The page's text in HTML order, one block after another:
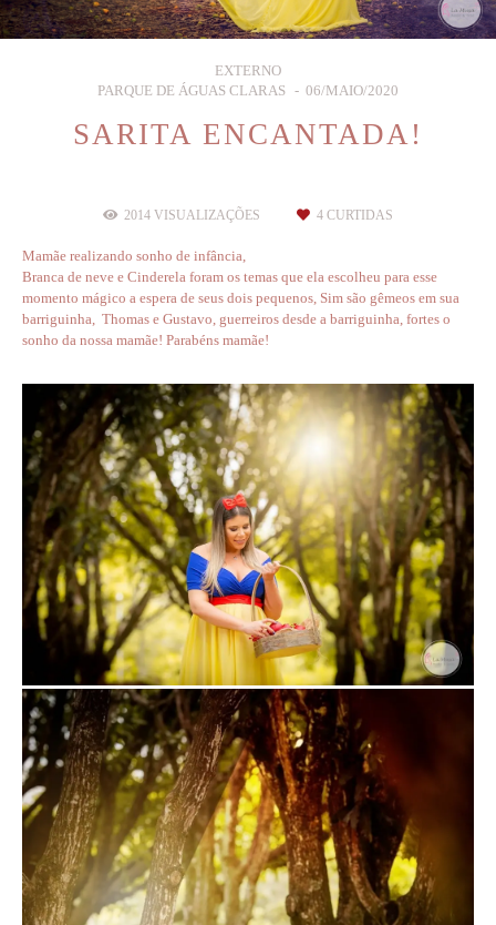
EXTERNO
PARQUE DE ÁGUAS CLARAS
06/MAIO/2020
SARITA ENCANTADA!
2014 VISUALIZAÇÕES 4 CURTIDAS
Mamãe realizando sonho de infância,
Branca de neve e Cinderela foram os temas que ela escolheu para esse
momento mágico a espera de seus dois pequenos, Sim são gêmeos em sua
barriguinha, Thomas e Gustavo, guerreiros desde a barriguinha, fortes o
sonho da nossa mamãe! Parabéns mamãe!